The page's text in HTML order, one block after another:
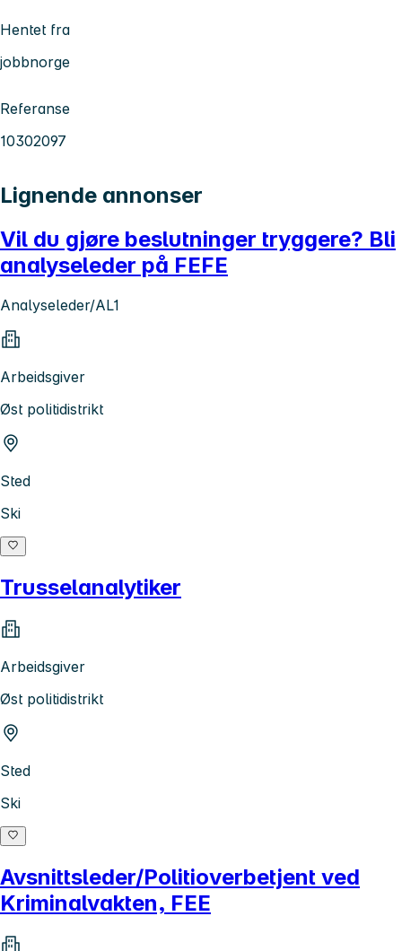
Hentet fra
jobbnorge
Referanse
10302097
Lignende annonser
Vil du gjøre beslutninger tryggere? Bli
analyseleder på FEFE
Analyseleder/AL1
Arbeidsgiver
Øst politidistrikt
Sted
Ski
Trusselanalytiker
Arbeidsgiver
Øst politidistrikt
Sted
Ski
Avsnittsleder/Politioverbetjent ved
Kriminalvakten, FEE